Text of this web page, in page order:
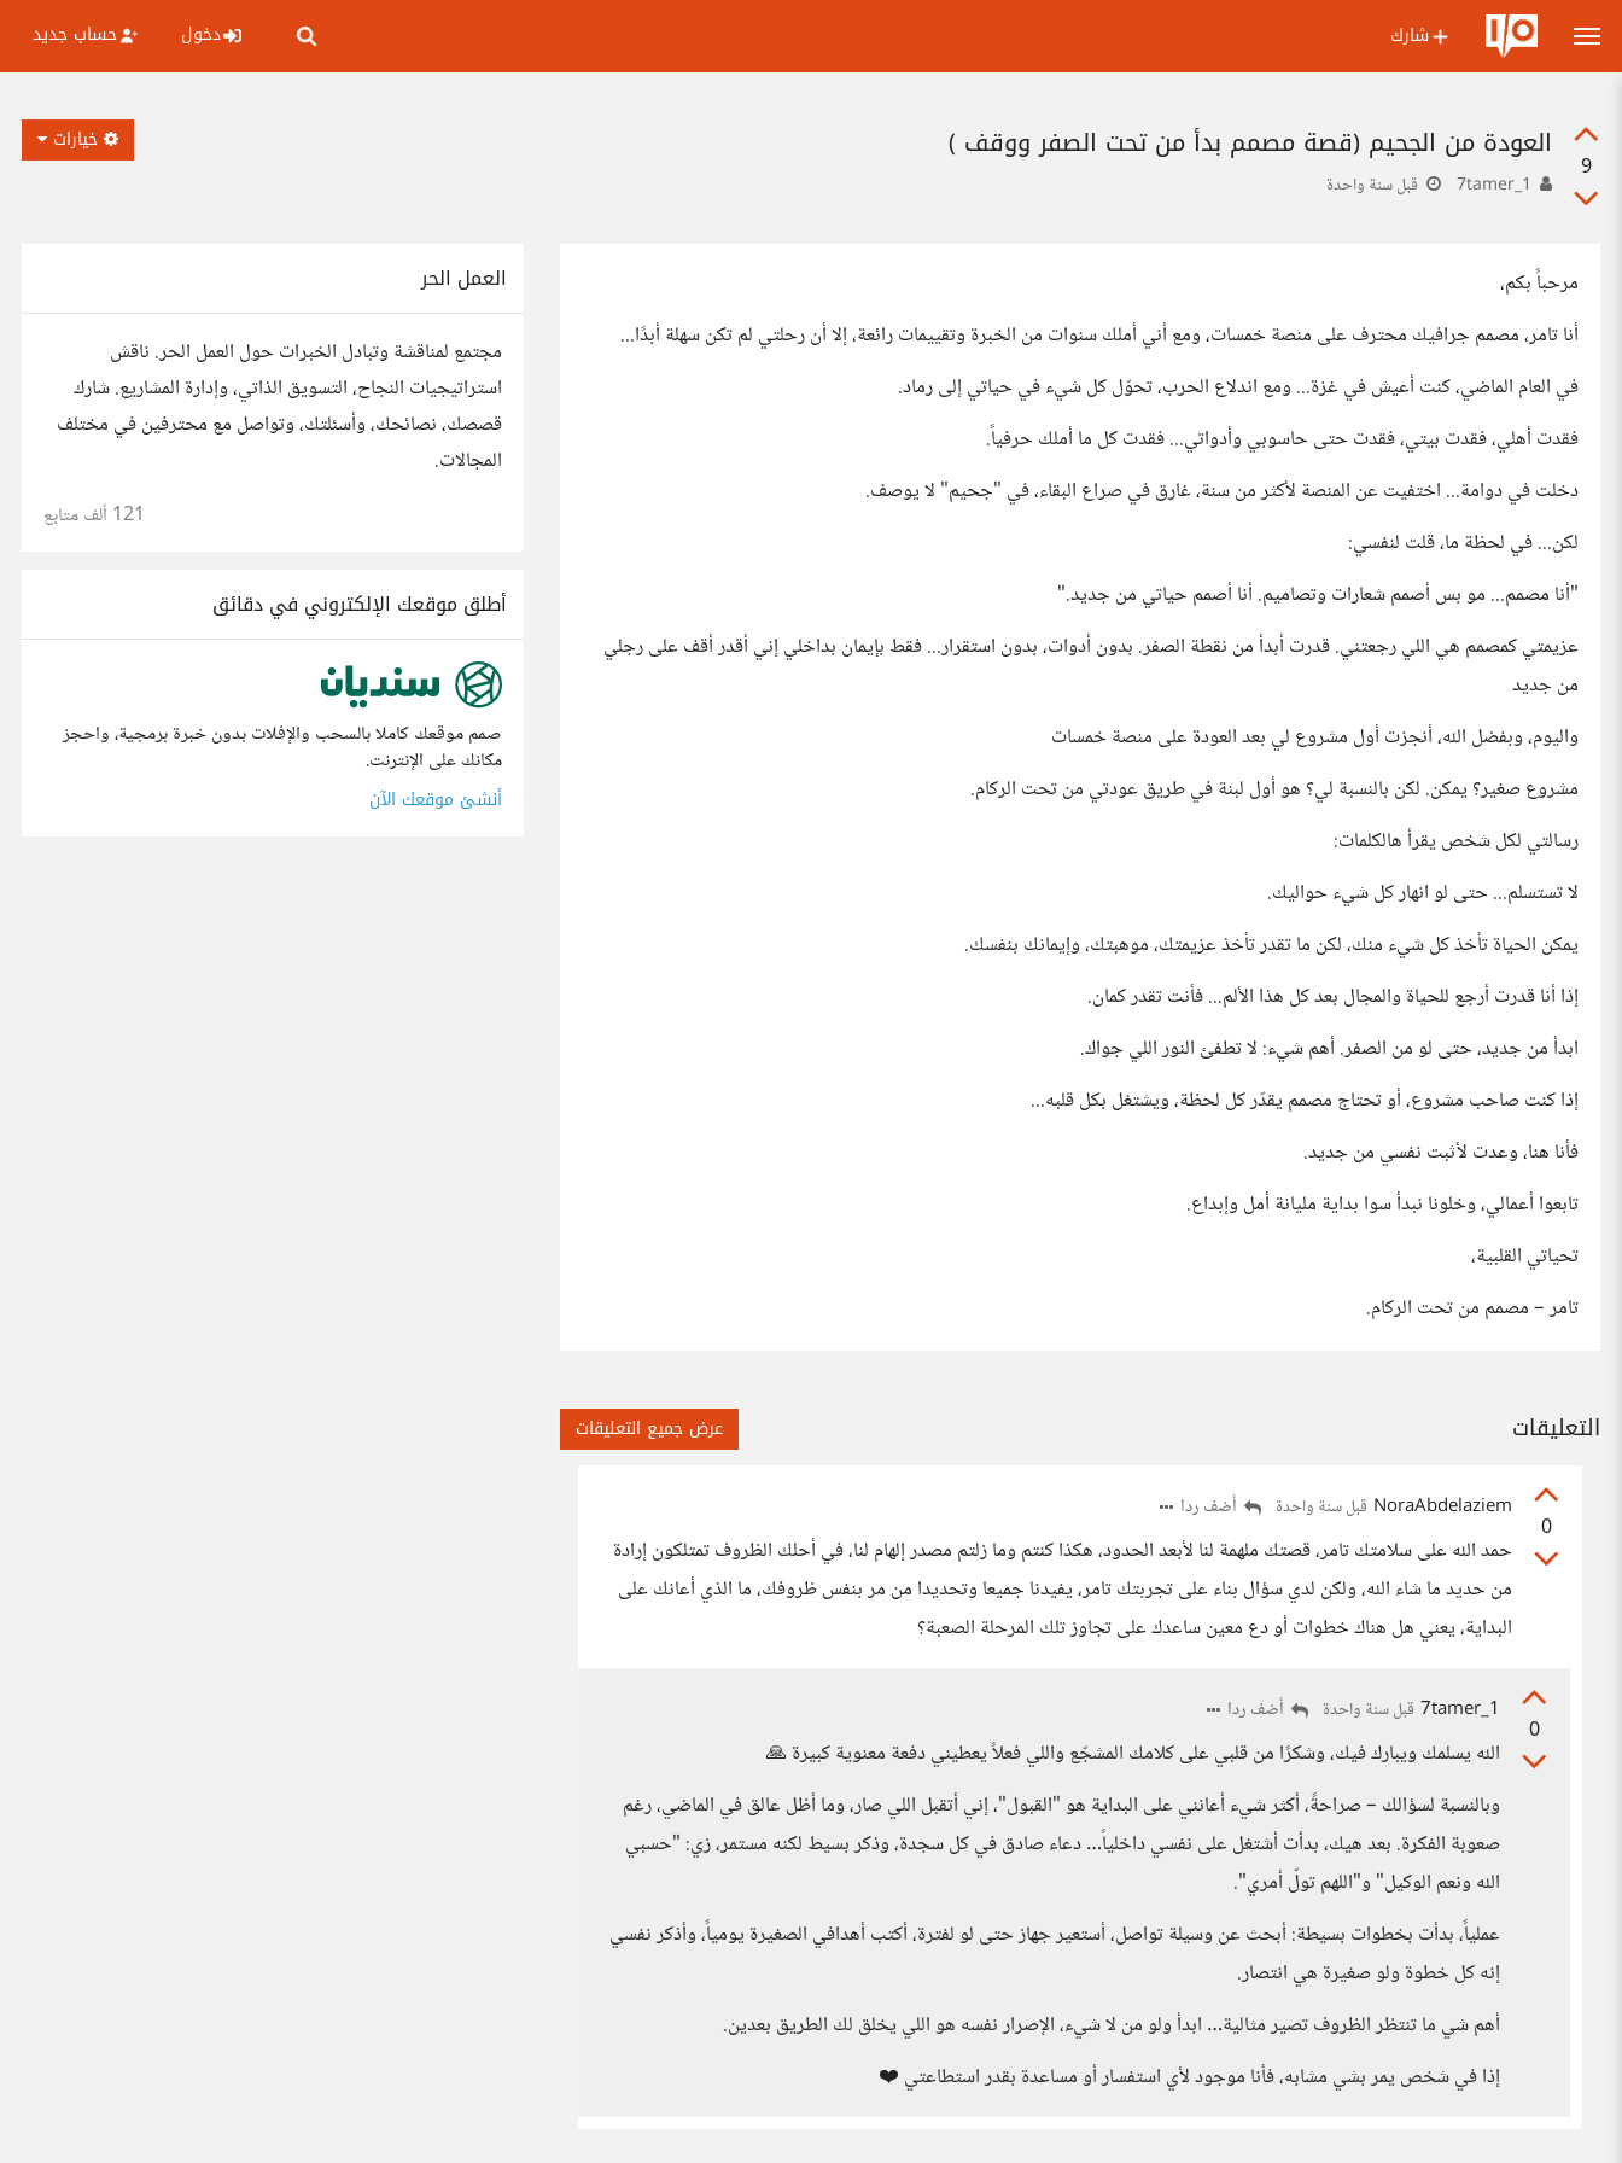
شارك دخول حساب جديد
9
العودة من الجحيم (قصة مصمم بدأ من تحت الصفر ووقف )
قبل سنة واحدة
خيارات
مرحباً بكم،
أنا تامر، مصمم جرافيك محترف على منصة خمسات، ومع أني أملك سنوات من الخبرة وتقييمات رائعة، إلا أن رحلتي لم تكن سهلة أبدًا...
في العام الماضي، كنت أعيش في غزة... ومع اندلاع الحرب، تحوّل كل شيء في حياتي إلى رماد.
فقدت أهلي، فقدت بيتي، فقدت حتى حاسوبي وأدواتي... فقدت كل ما أملك حرفياً.
دخلت في دوامة... اختفيت عن المنصة لأكثر من سنة، غارق في صراع البقاء، في "جحيم" لا يوصف.
لكن... في لحظة ما، قلت لنفسي:
"أنا مصمم... مو بس أصمم شعارات وتصاميم. أنا أصمم حياتي من جديد."
عزيمتي كمصمم هي اللي رجعتني. قدرت أبدأ من نقطة الصفر. بدون أدوات، بدون استقرار... فقط بإيمان بداخلي إني أقدر أقف على رجلي
من جديد
واليوم، وبفضل الله، أنجزت أول مشروع لي بعد العودة على منصة خمسات
مشروع صغير؟ يمكن. لكن بالنسبة لي؟ هو أول لبنة في طريق عودتي من تحت الركام.
رسالتي لكل شخص يقرأ هالكلمات:
لا تستسلم... حتى لو انهار كل شيء حواليك.
يمكن الحياة تأخذ كل شيء منك، لكن ما تقدر تأخذ عزيمتك، موهبتك، وإيمانك بنفسك.
إذا أنا قدرت أرجع للحياة والمجال بعد كل هذا الألم... فأنت تقدر كمان.
ابدأ من جديد، حتى لو من الصفر. أهم شيء: لا تطفئ النور اللي جواك.
إذا كنت صاحب مشروع، أو تحتاج مصمم يقدّر كل لحظة، ويشتغل بكل قلبه...
فأنا هنا، وعدت لأثبت نفسي من جديد.
تابعوا أعمالي، وخلونا نبدأ سوا بداية مليانة أمل وإبداع.
تحياتي القلبية،
تامر – مصمم من تحت الركام.
التعليقات عرض جميع التعليقات
0
NoraAbdelaziem قبل سنة واحدة أضف ردا
حمد الله على سلامتك تامر، قصتك ملهمة لنا لأبعد الحدود، هكذا كنتم وما زلتم مصدر إلهام لنا، في أحلك الظروف تمتلكون إرادة
من حديد ما شاء الله، ولكن لدي سؤال بناء على تجربتك تامر، يفيدنا جميعا وتحديدا من مر بنفس ظروفك، ما الذي أعانك على
البداية، يعني هل هناك خطوات أو دع معين ساعدك على تجاوز تلك المرحلة الصعبة؟
0
1_7tamer قبل سنة واحدة أضف ردا
الله يسلمك ويبارك فيك، وشكرًا من قلبي على كلامك المشجّع واللي فعلاً يعطيني دفعة معنوية كبيرة 🙏
وبالنسبة لسؤالك – صراحةً، أكثر شيء أعانني على البداية هو "القبول"، إني أتقبل اللي صار، وما أظل عالق في الماضي، رغم
صعوبة الفكرة. بعد هيك، بدأت أشتغل على نفسي داخلياً… دعاء صادق في كل سجدة، وذكر بسيط لكنه مستمر، زي: "حسبي
الله ونعم الوكيل" و"اللهم تولّ أمري".
عملياً، بدأت بخطوات بسيطة: أبحث عن وسيلة تواصل، أستعير جهاز حتى لو لفترة، أكتب أهدافي الصغيرة يومياً، وأذكر نفسي
إنه كل خطوة ولو صغيرة هي انتصار.
أهم شي ما تنتظر الظروف تصير مثالية… ابدأ ولو من لا شيء، الإصرار نفسه هو اللي يخلق لك الطريق بعدين.
إذا في شخص يمر بشي مشابه، فأنا موجود لأي استفسار أو مساعدة بقدر استطاعتي ❤️
العمل الحر
مجتمع لمناقشة وتبادل الخبرات حول العمل الحر. ناقش
استراتيجيات النجاح، التسويق الذاتي، وإدارة المشاريع. شارك
قصصك، نصائحك، وأسئلتك، وتواصل مع محترفين في مختلف
المجالات.
121 ألف متابع
أطلق موقعك الإلكتروني في دقائق
صمم موقعك كاملا بالسحب والإفلات بدون خبرة برمجية، واحجز
مكانك على الإنترنت.
أنشئ موقعك الآن